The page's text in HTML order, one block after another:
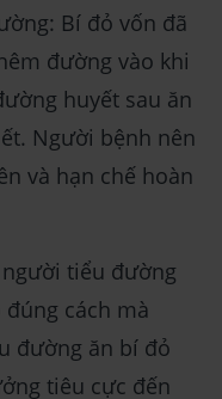
Bí đỏ vốn đã
đường vào khi
huyết sau ăn
Người bệnh nên
và hạn chế hoàn
tiểu đường
cách mà
đường ăn bí đỏ
tiêu cực đến